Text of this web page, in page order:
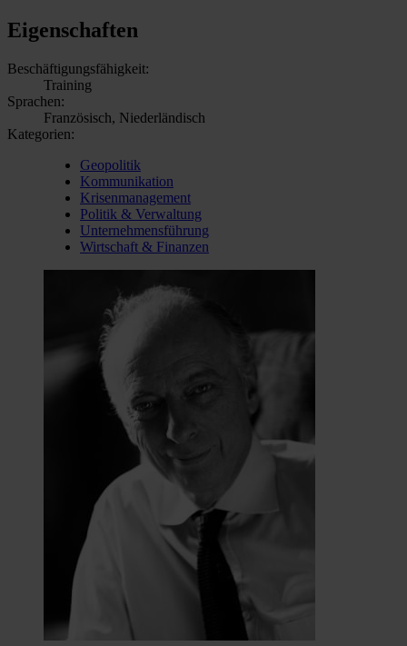
Eigenschaften
Beschäftigungsfähigkeit:
Training
Sprachen:
Französisch, Niederländisch
Kategorien:
Geopolitik
Kommunikation
Krisenmanagement
Politik & Verwaltung
Unternehmensführung
Wirtschaft & Finanzen